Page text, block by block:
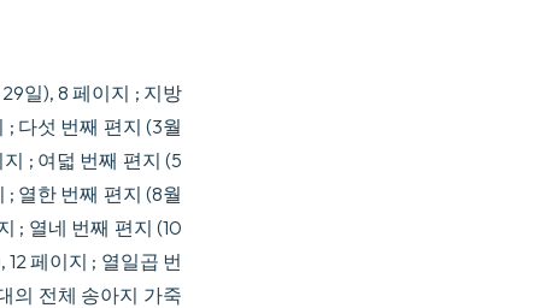
일), 8 페이지 ; 지방
; 다섯 번째 편지 (3월
; 여덟 번째 편지 (5
; 열한 번째 편지 (8월
; 열네 번째 편지 (10
페이지 ; 열일곱 번
의 전체 송아지 가죽